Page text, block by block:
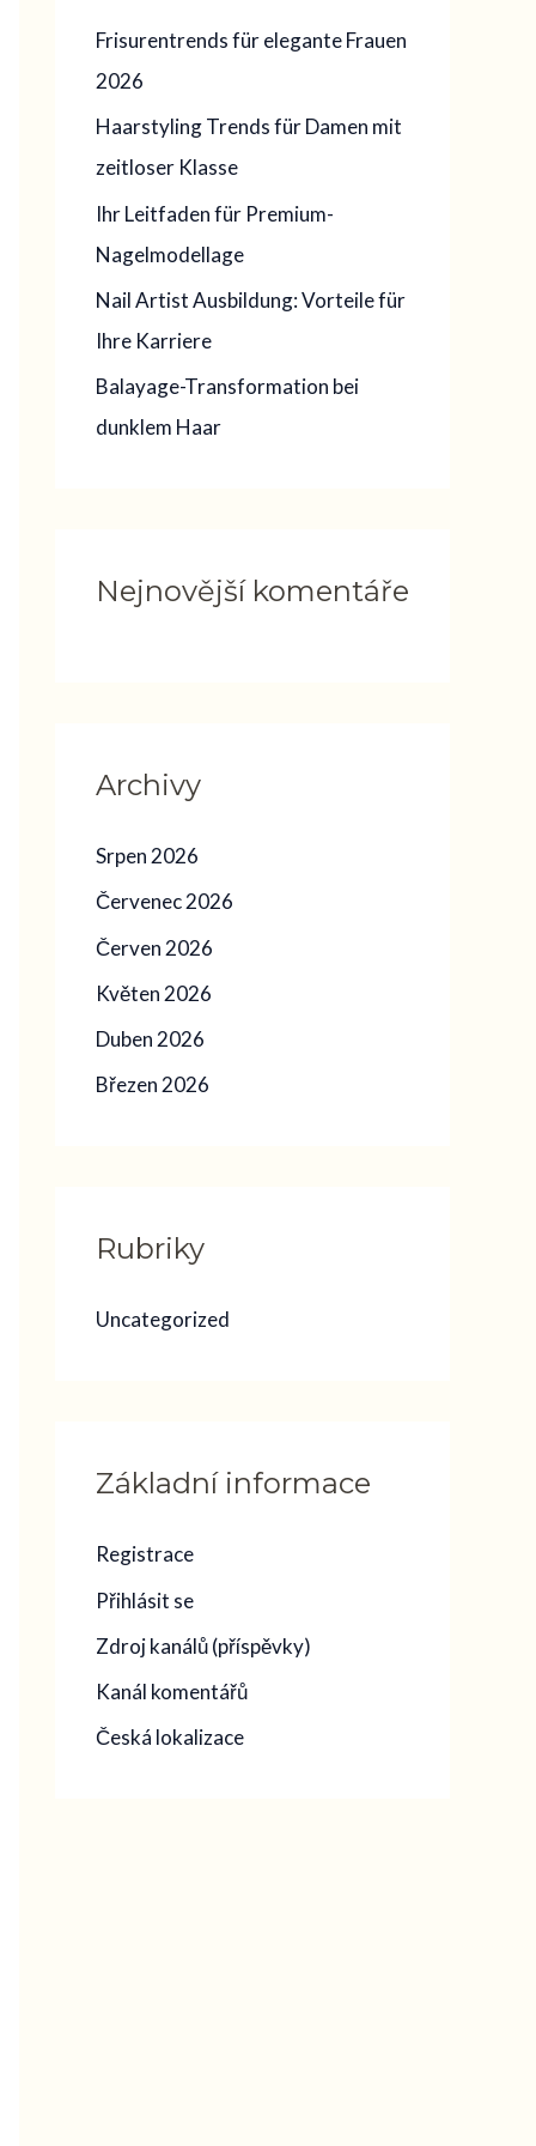
a
t
p
r
o
:
Frisurentrends für elegante Frauen
2026
Haarstyling Trends für Damen mit
zeitloser Klasse
Ihr Leitfaden für Premium-
Nagelmodellage
Nail Artist Ausbildung: Vorteile für
Ihre Karriere
Balayage-Transformation bei
dunklem Haar
Nejnovější komentáře
Archivy
Srpen 2026
Červenec 2026
Červen 2026
Květen 2026
Duben 2026
Březen 2026
Rubriky
Uncategorized
Základní informace
Registrace
Přihlásit se
Zdroj kanálů (příspěvky)
Kanál komentářů
Česká lokalizace